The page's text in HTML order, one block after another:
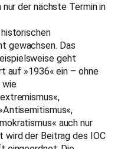
der nächste Termin in
gewachsen. Das
geht
auf »1936« ein – ohne
wie
auch nur
wird der Beitrag des IOC